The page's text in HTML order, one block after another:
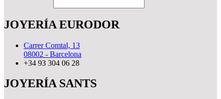
JOYERÍA EURODOR
Carrer Comtal, 13
08002 - Barcelona
+34 93 304 06 28
JOYERÍA SANTS